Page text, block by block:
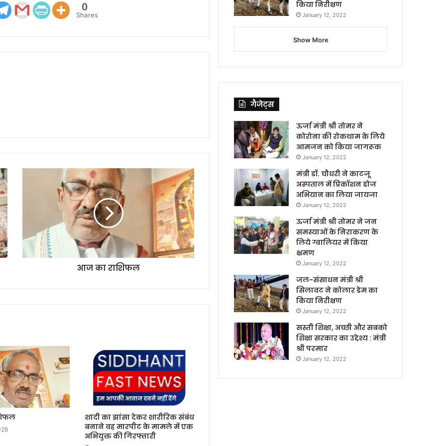
0
Shares
आज का राशिफल
शादी का झांसा देकर शारीरिक संबंध
बनाने वह मारपीट के मामले में एक
अभियुक्त की गिरफ्तारी
किया निरीक्षण
January 12, 2022
Show More
गैजेट्स
ऊर्जा मंत्री श्री तोमर ने
कोरोना की रोकथाम के लिये
आमजन को किया जागरूक
January 12, 2022
मंत्री डॉ. चौधरी ने काटजू
अस्पताल में प्रिकॉशन डोज
अभियान का लिया जायजा
January 12, 2022
ऊर्जा मंत्री श्री तोमर ने जन
समस्याओं के निराकरण के
लिये ग्वालियर में किया
भ्रमण
January 12, 2022
जल-संसाधन मंत्री श्री
सिलावट ने कोलार डेम का
किया निरीक्षण
January 12, 2022
सस्ती शिक्षा, अच्छी और सबको
शिक्षा सरकार का उद्देश्य : मंत्री
श्री परमार
January 12, 2022